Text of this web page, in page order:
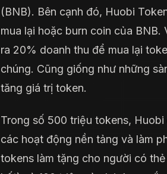
(BNB). Bên cạnh đó, Huobi
mua lại hoặc burn coin của
ra 20% doanh thu để mua lại
chúng. Cũng giống như những
tăng giá trị token.
Trong số 500 triệu tokens,
các hoạt động nền tảng và làm
tokens làm tặng cho người có